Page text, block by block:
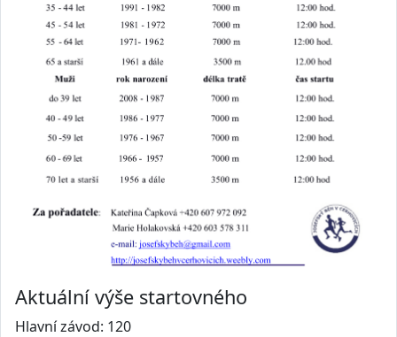
Aktuální výše startovného
Hlavní závod: 120